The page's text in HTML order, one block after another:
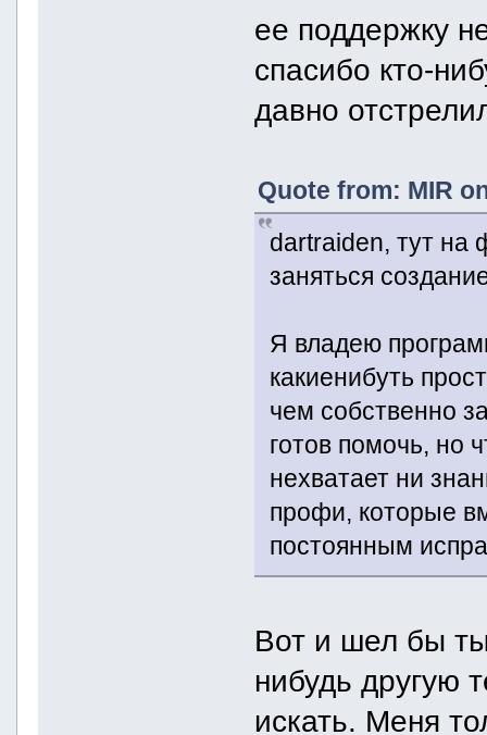
ее поддержку
спасибо кто-
давно
Quote from: MIR
dartraiden, тут на
заняться
Я владею
какиенибуть
чем собственно
готов помочь, но
нехватает ни
профи, которые
постоянным
Вот и шел бы
нибудь другую
искать. Меня